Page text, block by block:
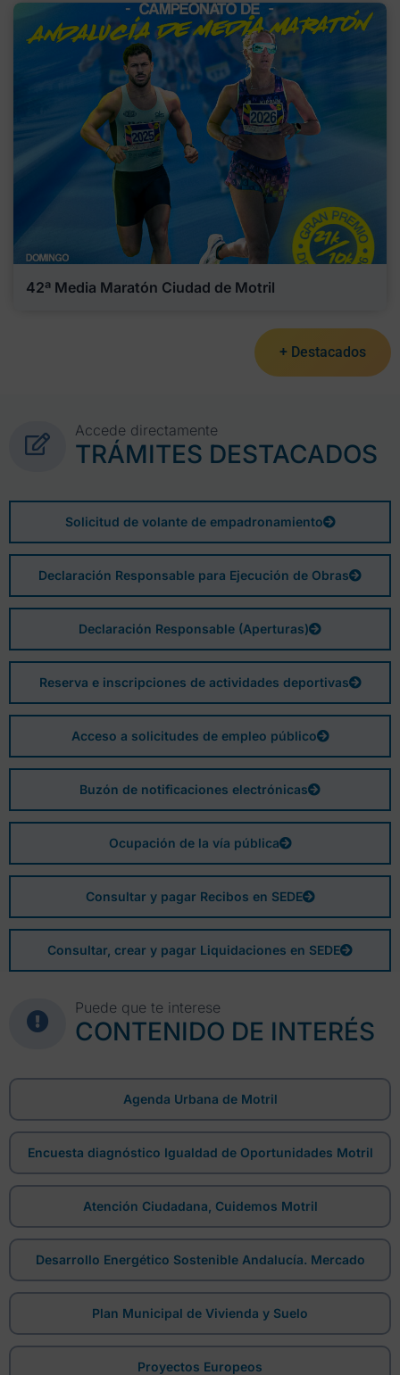
42ª Media Maratón Ciudad de Motril
+ Destacados
Accede directamente
TRÁMITES DESTACADOS
Solicitud de volante de empadronamiento
Declaración Responsable para Ejecución de Obras
Declaración Responsable (Aperturas)
Reserva e inscripciones de actividades deportivas
Acceso a solicitudes de empleo público
Buzón de notificaciones electrónicas
Ocupación de la vía pública
Consultar y pagar Recibos en SEDE
Consultar, crear y pagar Liquidaciones en SEDE
Puede que te interese
CONTENIDO DE INTERÉS
Agenda Urbana de Motril
Encuesta diagnóstico Igualdad de Oportunidades Motril
Atención Ciudadana, Cuidemos Motril
Desarrollo Energético Sostenible Andalucía. Mercado
Plan Municipal de Vivienda y Suelo
Proyectos Europeos